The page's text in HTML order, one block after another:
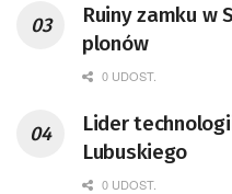
doktor
koordynator
Kompetencji
Badań
Ruiny zamku w
plonów
0 UDOST.
Lider
Lubuskiego
0 UDOST.